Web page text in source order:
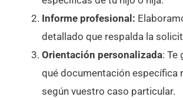
Informe profesional:
detallado que respalda la
Orientación personalizada: Te
qué documentación específica
según vuestro caso particular.